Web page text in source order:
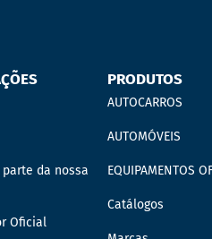
da nossa
Oficial
PRODUTOS
AUTOCARROS
AUTOMÓVEIS
EQUIPAMENTOS
Catálogos